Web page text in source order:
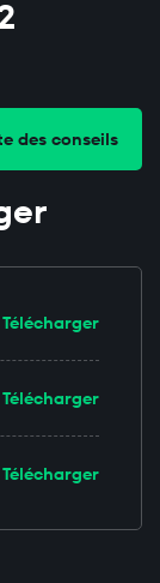
des conseils
Télécharger
Télécharger
Télécharger